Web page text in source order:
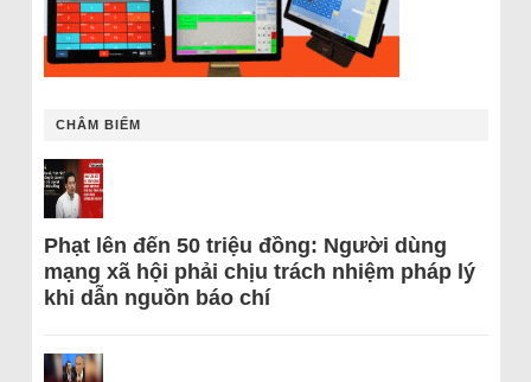
CHÂM BIẾM
Phạt lên đến 50 triệu đồng: Người dùng
mạng xã hội phải chịu trách nhiệm pháp lý
khi dẫn nguồn báo chí